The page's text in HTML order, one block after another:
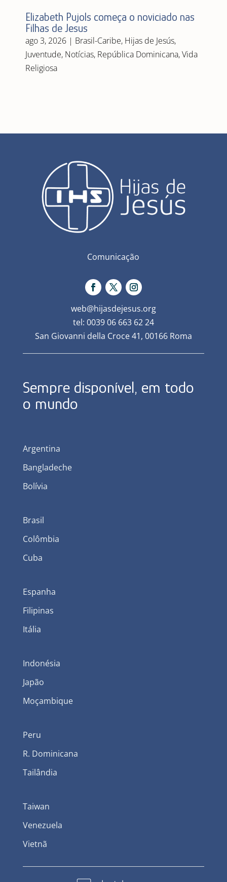
Elizabeth Pujols começa o noviciado nas
Filhas de Jesus
ago 3, 2026| Brasil-Caribe, Hijas de Jesús,
Juventude, Notícias, República Dominicana,Vida
Religiosa
Comunicação
web@hijasdejesus.org
tel: 0039 06 663 62 24
San Giovanni della Croce 41, 00166 Roma
Sempre disponível, em todo
o mundo
Argentina
Bangladeche
Bolívia
Brasil
Colômbia
Cuba
Espanha
Filipinas
Itália
Indonésia
Japão
Moçambique
Peru
R. Dominicana
Tailândia
Taiwan
Venezuela
Vietnã